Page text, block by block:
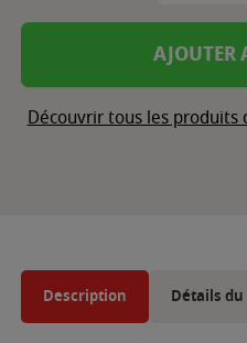
AJOUTER
Découvrir tous les produits
Description Détails